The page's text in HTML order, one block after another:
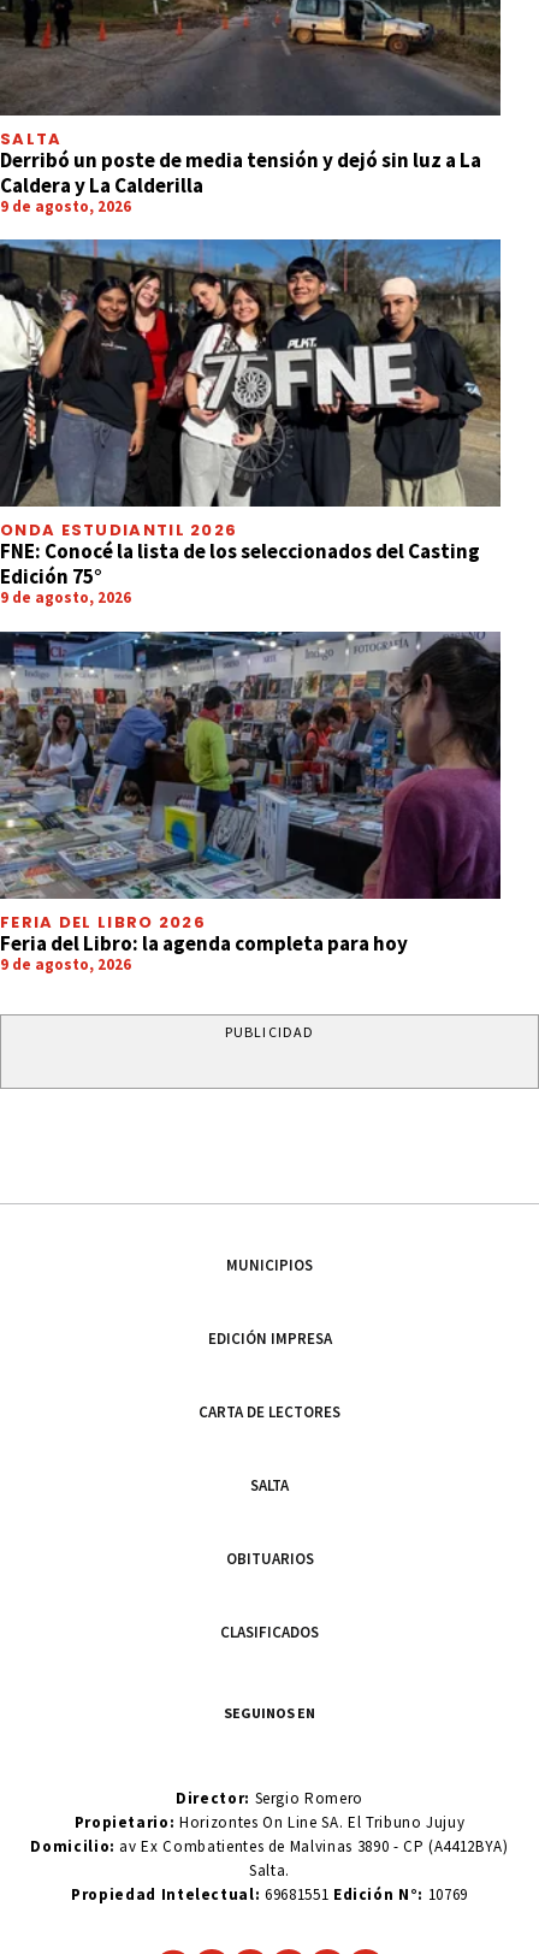
SALTA
Derribó un poste de media tensión y dejó sin luz a La
Caldera y La Calderilla
9 de agosto, 2026
ONDA ESTUDIANTIL 2026
FNE: Conocé la lista de los seleccionados del Casting
Edición 75°
9 de agosto, 2026
FERIA DEL LIBRO 2026
Feria del Libro: la agenda completa para hoy
9 de agosto, 2026
PUBLICIDAD
MUNICIPIOS
EDICIÓN IMPRESA
CARTA DE LECTORES
SALTA
OBITUARIOS
CLASIFICADOS
SEGUINOS EN
Director: Sergio Romero
Propietario:Horizontes On Line SA. El Tribuno Jujuy
Domicilio: av Ex Combatientes de Malvinas 3890 - CP (A4412BYA)
Salta.
Propiedad Intelectual: 69681551 Edición N°: 10769